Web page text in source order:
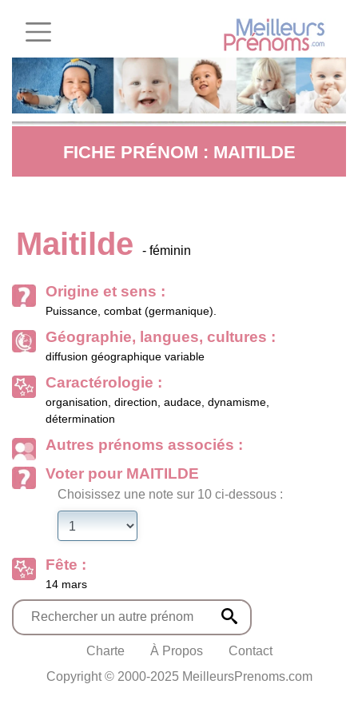
FICHE PRÉNOM : MAITILDE
Maitilde - féminin
Origine et sens :
Puissance, combat (germanique).
Géographie, langues, cultures :
diffusion géographique variable
Caractérologie :
organisation, direction, audace, dynamisme,
détermination
Autres prénoms associés :
Voter pour MAITILDE
Choisissez une note sur 10 ci-dessous :
Fête :
14 mars
Charte À Propos
Contact
Copyright © 2000-2025 MeilleursPrenoms.com